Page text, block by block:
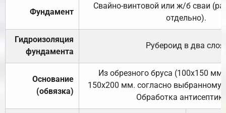
Фундамент
Свайно-винтовой или ж/б сваи
отдельно).
Гидроизоляция
фундамента
Рубероид в два слоя.
Основание
(обвязка)
Из обрезного бруса (100х150
150х200 мм. согласно выбранному
Обработка